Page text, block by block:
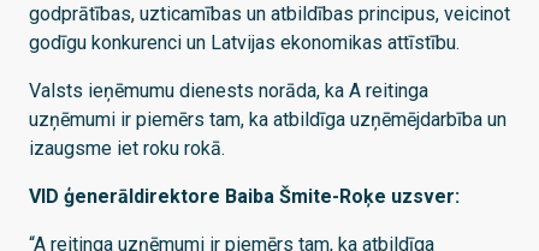
godprātības, uzticamības un atbildības principus, veicinot
godīgu konkurenci un Latvijas ekonomikas attīstību.
Valsts ieņēmumu dienests norāda, ka A reitinga
uzņēmumi ir piemērs tam, ka atbildīga uzņēmējdarbība un
izaugsme iet roku rokā.
VID ģenerāldirektore Baiba Šmite-Roķe uzsver:
“A reitinga uzņēmumi ir piemērs tam, ka atbildīga